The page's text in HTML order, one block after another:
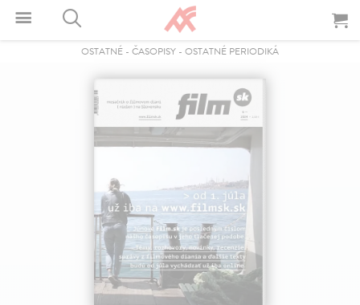
OSTATNÉ - ČASOPISY - OSTATNÉ PERIODIKÁ